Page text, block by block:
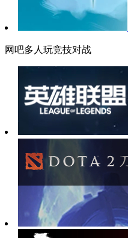
网吧多人玩竞技对战